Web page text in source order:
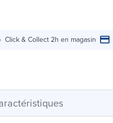
Click & Collect 2h en magasin